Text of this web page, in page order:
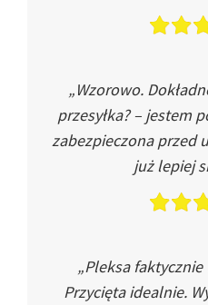
„Wzorowo.
przesyłka? – jestem
zabezpieczona przed
już lepiej
„Pleksa faktycznie
Przycięta idealnie.